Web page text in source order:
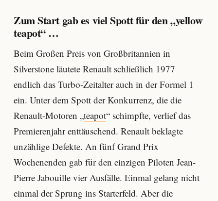
Zum Start gab es viel Spott für den „yellow
teapot“ …
Beim Großen Preis von Großbritannien in
Silverstone läutete Renault schließlich 1977
endlich das Turbo-Zeitalter auch in der Formel 1
ein. Unter dem Spott der Konkurrenz, die die
Renault-Motoren „teapot“ schimpfte, verlief das
Premierenjahr enttäuschend. Renault beklagte
unzählige Defekte. An fünf Grand Prix
Wochenenden gab für den einzigen Piloten Jean-
Pierre Jabouille vier Ausfälle. Einmal gelang nicht
einmal der Sprung ins Starterfeld. Aber die